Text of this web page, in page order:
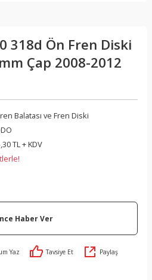
318d Ön Fren Diski
Çap 2008-2012
Balatası ve Fren Diski
TL + KDV
Haber Ver
Yaz Tavsiye Et Paylaş